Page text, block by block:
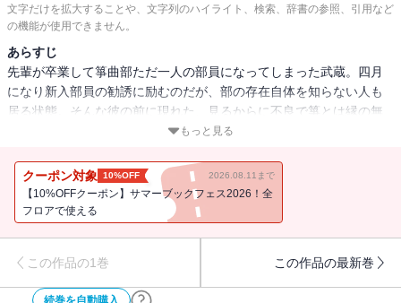
文字だけを拡大することや、文字列のハイライト、検索、辞書の参照、引用など
の機能が使用できません。
あらすじ
先輩が卒業して箏曲部ただ一人の部員になってしまった武蔵。四月
になり新入部員の勧誘に励むのだが、部の存在自体を知らない人も
居る状態。そんな彼の前に現れた、見るからに不良で箏とは縁の無
さそうな新入生が入部したいと言い出して!?
もっと見る
クーポン対象 10%OFF 2026.08.11まで
【10%OFFクーポン】サマーブックフェス2026！全
フロアで使える
この作品の1巻 この作品の最新巻
続巻を自動購入